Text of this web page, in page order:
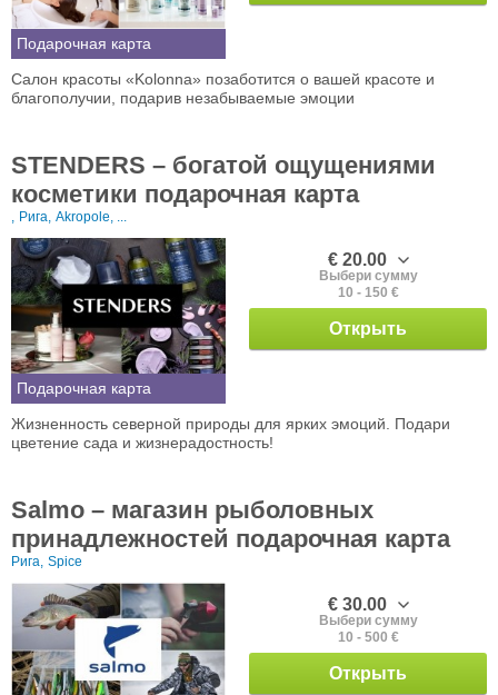
Подарочная карта
Салон красоты «Kolonna» позаботится о вашей красоте и
благополучии, подарив незабываемые эмоции
STENDERS – богатой ощущениями
косметики подарочная карта
, Рига, Akropole, ...
Подарочная карта
€ 20.00
Выбери сумму
10 - 150 €
Открыть
Жизненность северной природы для ярких эмоций. Подари
цветение сада и жизнерадостность!
Salmo – магазин рыболовных
принадлежностей подарочная карта
Рига, Spice
€ 30.00
Выбери сумму
10 - 500 €
Открыть